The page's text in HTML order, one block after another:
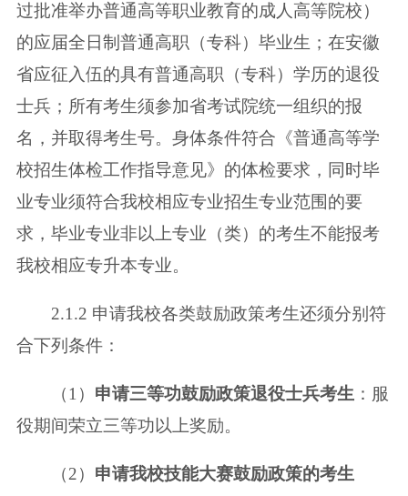
过批准举办普通高等职业教育的成人高等院校）
的应届全日制普通高职（专科）毕业生；在安徽
省应征入伍的具有普通高职（专科）学历的退役
士兵；所有考生须参加省考试院统一组织的报
名，并取得考生号。身体条件符合《普通高等学
校招生体检工作指导意见》的体检要求，同时毕
业专业须符合我校相应专业招生专业范围的要
求，毕业专业非以 上专业（类）的考生不能报考
我校相应专升本专业。
2.1.2 申请我校各类鼓励政策考生还须分别符
合下列条件：
（1） 申请三等功鼓励政策退役士兵考生 ：服
役期间荣立三等功以上奖励。
（2） 申请我校技能大赛鼓励政策的考生